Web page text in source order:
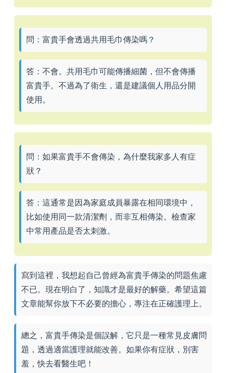
問：富貴手會透過共用毛巾傳染嗎？
答：不會。共用毛巾可能傳播細菌，但不會傳播
富貴手。不過為了衛生，還是建議個人用品分開
使用。
問：如果富貴手不會傳染，為什麼我家多人有症
狀？
答：這通常是因為家庭成員暴露在相同環境中，
比如使用同一款清潔劑，而非互相傳染。檢查家
中常用產品是否太刺激。
寫到這裡，我想起自己曾經為富貴手傳染的問題焦慮
不已。現在明白了，知識才是最好的解藥。希望這篇
文章能幫你放下不必要的擔心，專注在正確護理上。
總之，富貴手傳染是個誤解，它只是一種常見皮膚問
題，透過適當護理就能改善。如果你有症狀，別害
羞，快去看醫生吧！